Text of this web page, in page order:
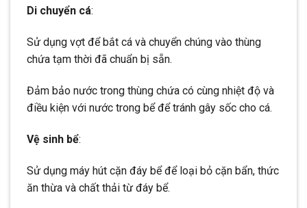
Di chuyển cá:
Sử dụng vợt để bắt cá và chuyển chúng vào thùng
chứa tạm thời đã chuẩn bị sẵn.
Đảm bảo nước trong thùng chứa có cùng nhiệt độ và
điều kiện với nước trong bể để tránh gây sốc cho cá.
Vệ sinh bể:
Sử dụng máy hút cặn đáy bể để loại bỏ cặn bẩn, thức
ăn thừa và chất thải từ đáy bể.